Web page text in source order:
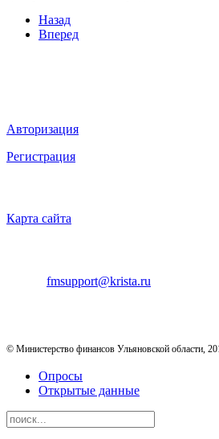
Назад
Вперед
Авторизация
Регистрация
Карта сайта
fmsupport@krista.ru
© Министерство финансов Ульяновской области,
Опросы
Открытые данные